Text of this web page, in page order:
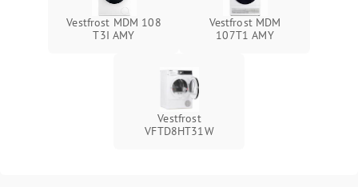
Vestfrost MDM 108
T3I AMY
Vestfrost MDM
107T1 AMY
Vestfrost
VFTD8HT31W